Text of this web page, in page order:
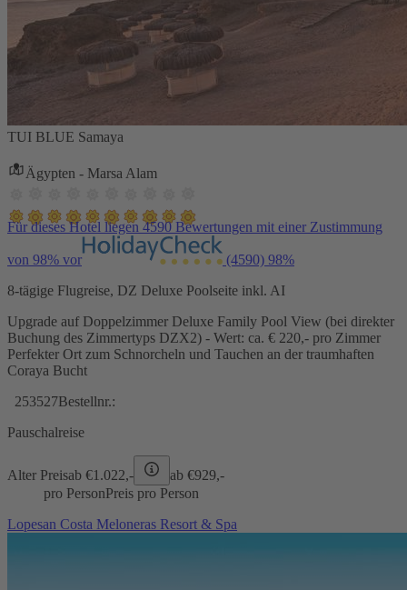
TUI BLUE Samaya
Ägypten - Marsa Alam
Für dieses Hotel liegen 4590 Bewertungen mit einer Zustimmung
von 98% vor (4590) 98%
8-tägige Flugreise, DZ Deluxe Poolseite inkl. AI
Upgrade auf Doppelzimmer Deluxe Family Pool View (bei direkter
Buchung des Zimmertyps DZX2) - Wert: ca. € 220,- pro Zimmer
Perfekter Ort zum Schnorcheln und Tauchen an der traumhaften
Coraya Bucht
253527Bestellnr.:
Pauschalreise
Alter Preisab €1.022,- ab €929,-
pro PersonPreis pro Person
Lopesan Costa Meloneras Resort & Spa